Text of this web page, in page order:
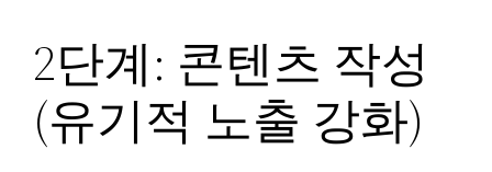
2단계: 콘텐츠 작성
(유기적 노출 강화)